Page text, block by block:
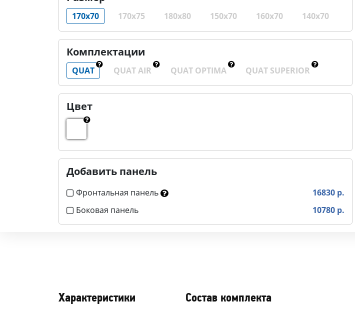
170x70 170x75 180x80 150х70 160х70 140х70
Комплектации
QUAT QUAT AIR QUAT OPTIMA QUAT SUPERIOR
Цвет
Добавить панель
Фронтальная панель
16830 р.
Боковая панель
10780 р.
Характеристики Состав комплекта